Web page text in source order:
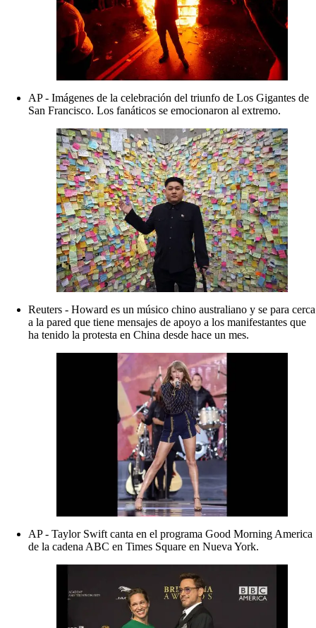
AP - Imágenes de la celebración del triunfo de Los Gigantes de
San Francisco. Los fanáticos se emocionaron al extremo.
Reuters - Howard es un músico chino australiano y se para cerca
a la pared que tiene mensajes de apoyo a los manifestantes que
ha tenido la protesta en China desde hace un mes.
AP - Taylor Swift canta en el programa Good Morning America
de la cadena ABC en Times Square en Nueva York.